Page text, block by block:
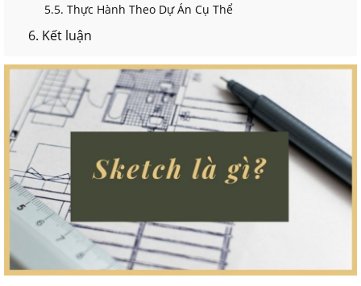
5.5. Thực Hành Theo Dự Án Cụ Thể
6. Kết luận